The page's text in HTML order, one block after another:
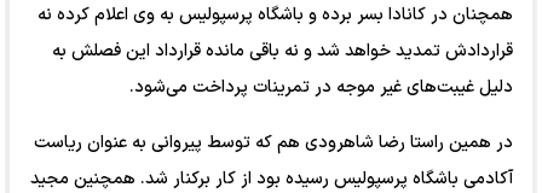
همچنان در کانادا بسر برده و باشگاه پرسپولیس به وی اعلام کرده نه
قراردادش تمدید خواهد شد و نه باقی مانده قرارداد این فصلش به
دلیل غیبت‌های غیر موجه در تمرینات پرداخت می‌شود.
در همین راستا رضا شاهرودی هم که توسط پیروانی به عنوان ریاست
آکادمی باشگاه پرسپولیس رسیده بود از کار برکنار شد. همچنین مجید